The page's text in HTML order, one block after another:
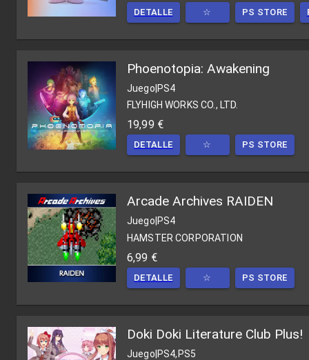
DETALLE ☆ PS STORE
Phoenotopia: Awakening
Juego|PS4
FLYHIGH WORKS CO., LTD.
19,99 €
DETALLE ☆ PS STORE
Arcade Archives RAIDEN
Juego PS4
HAMSTER CORPORATION
6,99 €
DETALLE ☆ PS STORE
Doki Doki Literature Club Plus!
Juego|PS4,PS5